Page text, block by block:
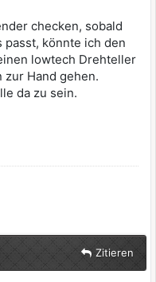
checken, sobald
passt, könnte ich den
lowtech Drehteller
Hand gehen.
da zu sein.
Zitieren